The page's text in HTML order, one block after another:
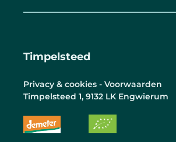
Timpelsteed
Privacy & cookies - Voorwaarden
Timpelsteed 1, 9132 LK Engwierum